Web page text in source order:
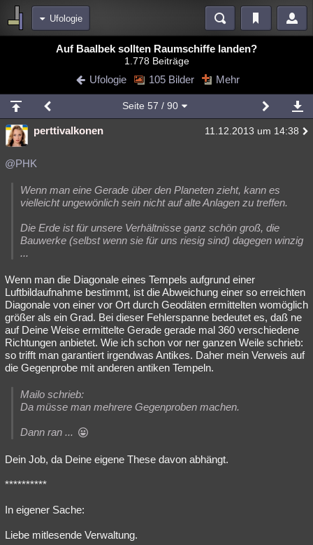
Ufologie
Blogs Videos
Chat Wiki Neuigkeiten
meine Rubriken
Menschen Wissenschaft Mystery Kriminalfälle
Spiritualität
Natur Umfragen Unterhaltung
Philosophie Träume Orte Esoterik Literatur
Astronomie
Musik Clash Verbesserungen Allmystery English
Übersichten
Besucht Teilgenommen Alle Neue Geschlossen
Lesenswert Schlüsselwörter
Auf Baalbek sollten Raumschiffe landen?
1.778 Beiträge
Ufologie 105 Bilder Mehr
Seite 57 / 90
perttivalkonen 11.12.2013 um 14:38
@PHK
Wenn man eine Gerade über den Planeten zieht, kann es
vielleicht ungewönlich sein nicht auf alte Anlagen zu treffen.
Die Erde ist für unsere Verhältnisse ganz schön groß, die
Bauwerke (selbst wenn sie für uns riesig sind) dagegen winzig
...
Wenn man die Diagonale eines Tempels aufgrund einer
Luftbildaufnahme bestimmt, ist die Abweichung einer so erreichten
Diagonale von einer vor Ort durch Geodäten ermittelten womöglich
größer als ein Grad. Bei dieser Fehlerspanne bedeutet es, daß ne
auf Deine Weise ermittelte Gerade gerade mal 360 verschiedene
Richtungen anbietet. Wie ich schon vor ner ganzen Weile schrieb:
so trifft man garantiert irgendwas Antikes. Daher mein Verweis auf
die Gegenprobe mit anderen antiken Tempeln.
Mailo schrieb:
Da müsse man mehrere Gegenproben machen.
Dann ran ...
Dein Job, da Deine eigene These davon abhängt.
**********
In eigener Sache:
Liebe mitlesende Verwaltung.